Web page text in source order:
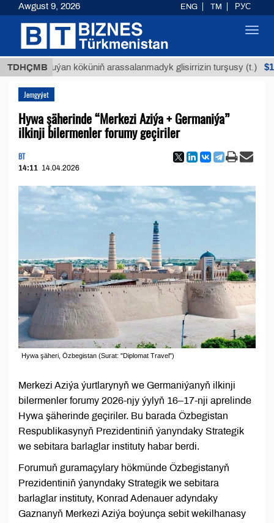
TDHÇMB
Buýan köküniň arassalanmadyk glisirrizin turşusy (t.) $12935,18
Jemgyýet
Hywa şäherinde “Merkezi Aziýa + Germaniýa”
ilkinji bilermenler forumy geçiriler
BT
14:11 14.04.2026
Hywa şäheri, Özbegistan (Surat: "Diplomat Travel")
Merkezi Aziýa ýurtlarynyň we Germaniýanyň ilkinji
bilermenler forumy 2026-njy ýylyň 16–17-nji aprelinde
Hywa şäherinde geçiriler. Bu barada Özbegistan
Respublikasynyň Prezidentiniň ýanyndaky Strategik
we sebitara barlaglar instituty habar berdi.
Forumuň guramaçylary hökmünde Özbegistanyň
Prezidentiniň ýanyndaky Strategik we sebitara
barlaglar instituty, Konrad Adenauer adyndaky
Gaznanyň Merkezi Aziýa boýunça sebit wekilhanasy
Awgust 9, 2026 ENG TM РУС